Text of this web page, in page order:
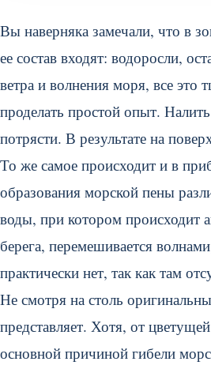
Вы наверняка замечали, что в
ее состав входят: водоросли,
ветра и волнения моря, все это
проделать простой опыт.
потрясти. В результате на
То же самое происходит и в
образования морской пены
воды, при котором происходит
берега, перемешивается
практически нет, так как там
Не смотря на столь
представляет. Хотя, от
основной причиной гибели